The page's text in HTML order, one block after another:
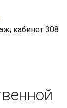
кабинет 308